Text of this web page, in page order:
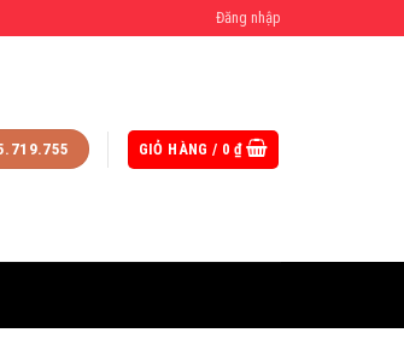
Đăng nhập
GIỎ HÀNG / 0 ₫